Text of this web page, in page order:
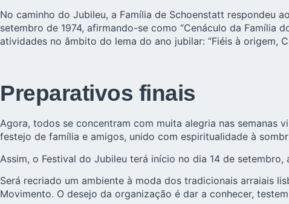
No caminho do Jubileu, a Família de Schoenstatt respondeu
setembro de 1974, afirmando-se como “Cenáculo da Família
atividades no âmbito do lema do ano jubilar: “Fiéis à origem,
Preparativos finais
Agora, todos se concentram com muita alegria nas semanas
festejo de família e amigos, unido com espiritualidade à
Assim, o Festival do Jubileu terá início no dia 14 de
Será recriado um ambiente à moda dos tradicionais arraiais
Movimento. O desejo da organização é dar a conhecer,